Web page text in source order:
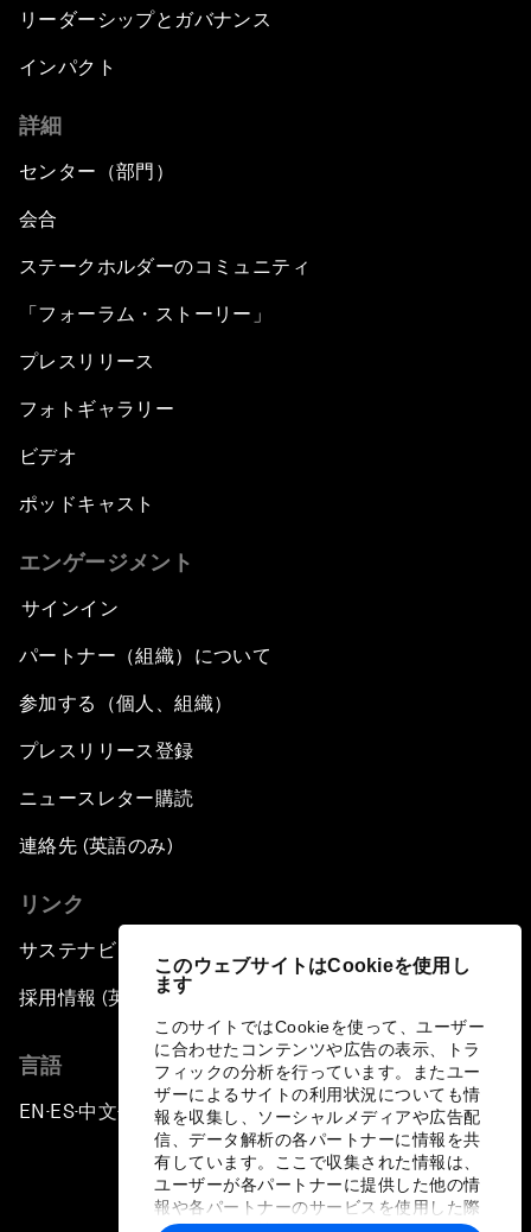
このウェブサイトはCookieを使用し
ます
このサイトではCookieを使って、ユーザー
に合わせたコンテンツや広告の表示、トラ
フィックの分析を行っています。またユー
ザーによるサイトの利用状況についても情
報を収集し、ソーシャルメディアや広告配
信、データ解析の各パートナーに情報を共
有しています。ここで収集された情報は、
ユーザーが各パートナーに提供した他の情
報や各パートナーのサービスを使用した際
リーダーシップとガバナンス
インパクト
詳細
センター（部門）
会合
ステークホルダーのコミュニティ
「フォーラム・ストーリー」
プレスリリース
フォトギャラリー
ビデオ
ポッドキャスト
エンゲージメント
サインイン
パートナー（組織）について
参加する（個人、組織）
プレスリリース登録
ニュースレター購読
連絡先 (英語のみ)
リンク
サステナビリティへの取り組み
採用情報 (英語のみ)
言語
EN ▪ES▪中文▪ 日本語